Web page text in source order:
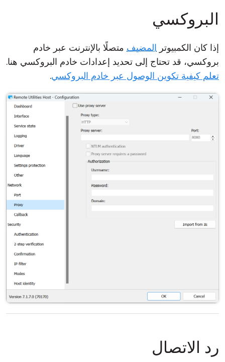
البروكسي
إذا كان الكمبيوتر المضيف متصلًا بالإنترنت عبر خادم
بروكسي، قد تحتاج إلى تحديد إعدادات خادم البروكسي هنا.
تعلم كيفية تكوين الوصول عبر خادم البروكسي.
رد الاتصال